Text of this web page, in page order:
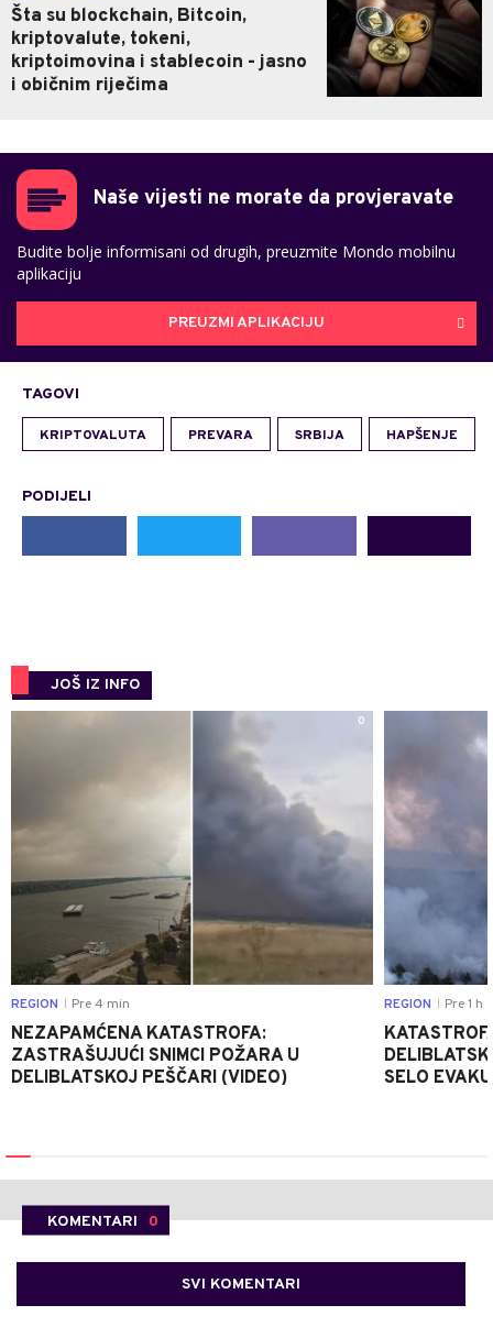
Šta su blockchain, Bitcoin,
kriptovalute, tokeni,
kriptoimovina i stablecoin - jasno
i običnim riječima
Naše vijesti ne morate da provjeravate
Budite bolje informisani od drugih, preuzmite Mondo mobilnu
aplikaciju
PREUZMI APLIKACIJU
TAGOVI
KRIPTOVALUTA PREVARA SRBIJA HAPŠENJE
PODIJELI
JOŠ IZ INFO
0
REGION Pre 4 min
NEZAPAMĆENA KATASTROFA:
ZASTRAŠUJUĆI SNIMCI POŽARA U
DELIBLATSKOJ PEŠČARI (VIDEO)
REGION Pre 1 h
SELO
KOMENTARI 0
SVI KOMENTARI